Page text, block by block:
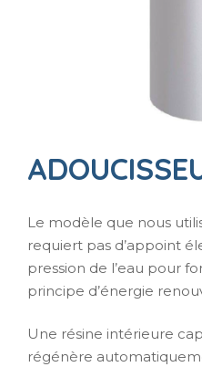
Le modèle que nous
requiert pas d’appoint
pression de l’eau pour
principe d’énergie
Une résine intérieure
régénère